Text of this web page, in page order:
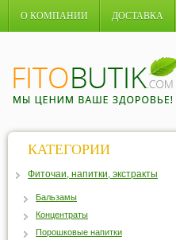
О КОМПАНИИ ДОСТАВКА
КАТЕГОРИИ
Фиточаи, напитки, экстракты
Бальзамы
Концентраты
Порошковые напитки